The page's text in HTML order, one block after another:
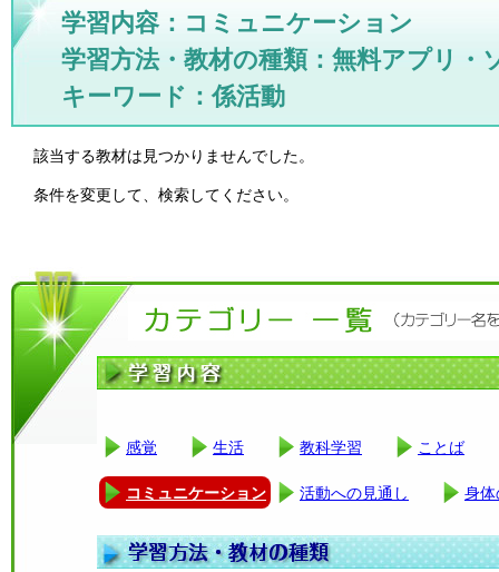
学習内容：コミュニケーション
学習方法・教材の種類：無料アプリ・
キーワード：係活動
該当する教材は見つかりませんでした。
条件を変更して、検索してください。
感覚 生活 教科学習 ことば
コミュニケーション 活動への見通し 身